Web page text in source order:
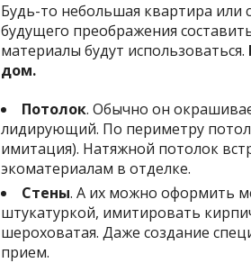
Будь-то небольшая квартира
будущего преображения
материалы будут использоваться.
дом.
Потолок. Обычно он
лидирующий. По периметру
имитация). Натяжной потолок
экоматериалам в отделке.
Стены. А их можно оформить
штукатуркой, имитировать
шероховатая. Даже создание
прием.